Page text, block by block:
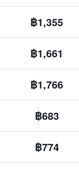
฿1,355
฿1,661
฿1,766
฿683
฿774